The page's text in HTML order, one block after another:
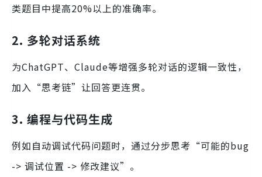
类题目中提高20%以上的准确率。
2. 多轮对话系统
为ChatGPT、Claude等增强多轮对话的逻辑一致性，
加入“思考链”让回答更连贯。
3. 编程与代码生成
例如自动调试代码问题时，通过分步思考“可能的bug
-> 调试位置 -> 修改建议”。